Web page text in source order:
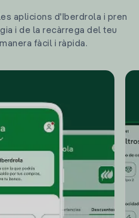
aplicions d'Iberdrola i pren
i de la recàrrega del teu
fàcil i ràpida.